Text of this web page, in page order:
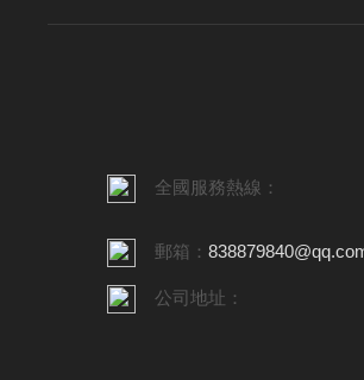
全國服務熱線：
郵箱：
公司地址：